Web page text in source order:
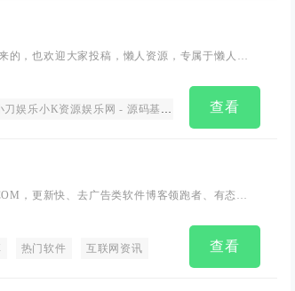
，也欢迎大家投稿，懒人资源，专属于懒人的
源娱乐网 - 源码基地 - 网赚项目 - 绿色基地 - 刚
新QQ资讯 - 免费活动 - 羊毛 - 软件分享 - 教程分享- QQ技术教程懒人 查看
，更新快、去广告类软件博客领跑者、有态度
热门软件 互联网资讯 查看